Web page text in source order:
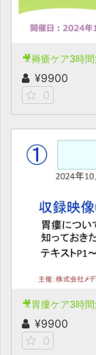
🎥褥瘡ケア3時
¥9900
0
🎥胃瘻ケア3時
¥9900
0